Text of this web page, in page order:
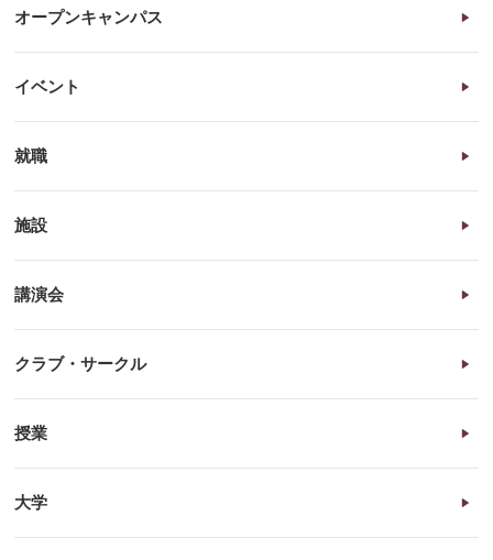
オープンキャンパス
イベント
就職
施設
講演会
クラブ・サークル
授業
大学